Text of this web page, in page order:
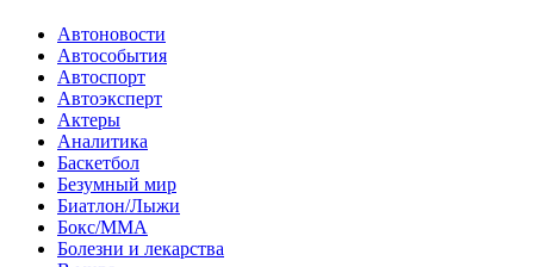
Автоновости
Автособытия
Автоспорт
Автоэксперт
Актеры
Аналитика
Баскетбол
Безумный мир
Биатлон/Лыжи
Бокс/MMA
Болезни и лекарства